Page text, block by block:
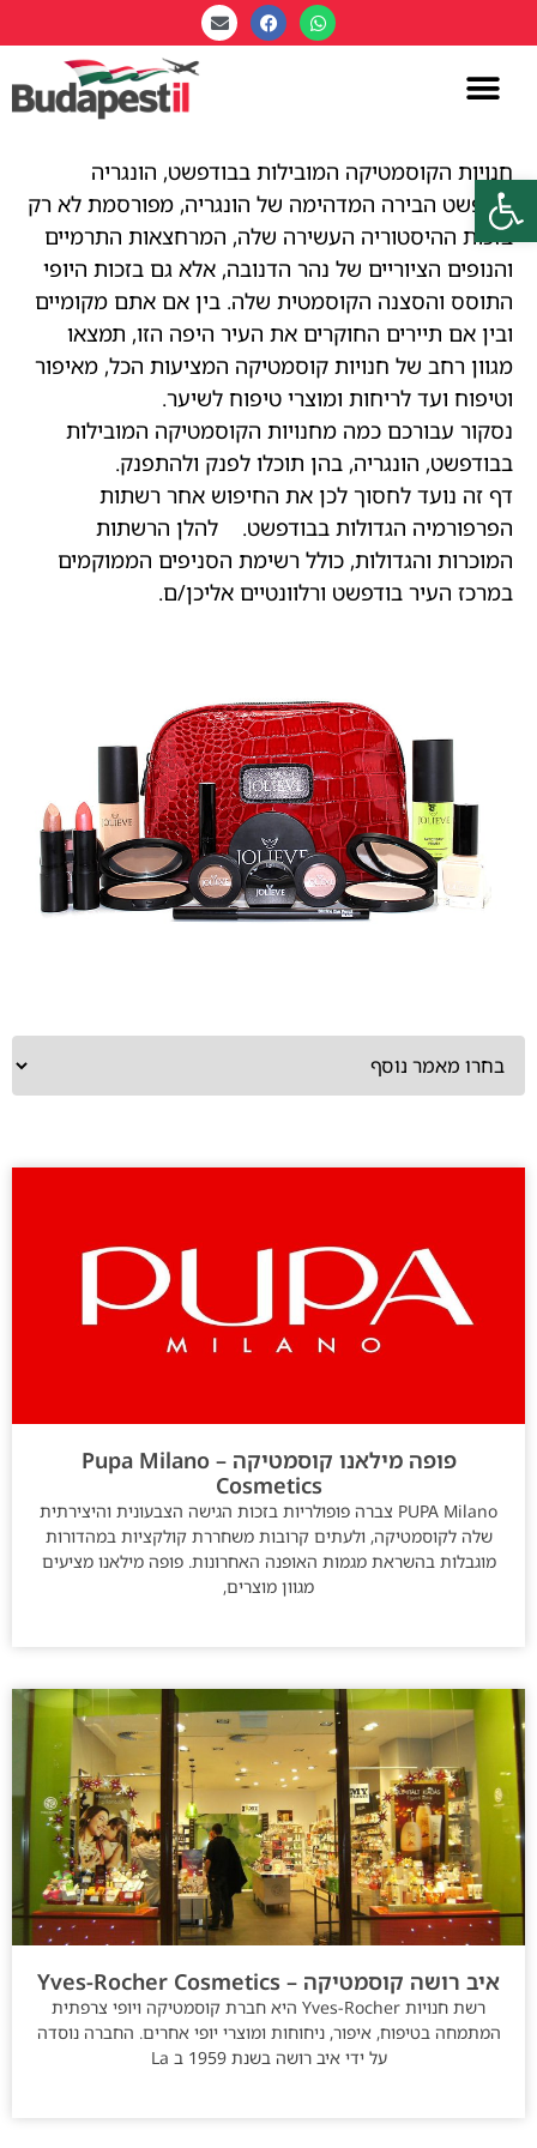
פתח סרגל נגישות
חנויות הקוסמטיקה המובילות בבודפשט, הונגריה
בודפשט הבירה המדהימה של הונגריה, מפורסמת לא רק
בזכות ההיסטוריה העשירה שלה, המרחצאות התרמיים
והנופים הציוריים של נהר הדנובה, אלא גם בזכות היופי
התוסס והסצנה הקוסמטית שלה. בין אם אתם מקומיים
ובין אם תיירים החוקרים את העיר היפה הזו, תמצאו
מגוון רחב של חנויות קוסמטיקה המציעות הכל, מאיפור
וטיפוח ועד לריחות ומוצרי טיפוח לשיער.
נסקור עבורכם כמה מחנויות הקוסמטיקה המובילות
בבודפשט, הונגריה, בהן תוכלו לפנק ולהתפנק.
דף זה נועד לחסוך לכן את החיפוש אחר רשתות
הפרפורמיה הגדולות בבודפשט. להלן הרשתות
המוכרות והגדולות, כולל רשימת הסניפים הממוקמים
במרכז העיר בודפשט ורלוונטיים אליכן/ם.
פופה מילאנו קוסמטיקה – Pupa Milano
Cosmetics
PUPA Milano צברה פופולריות בזכות הגישה הצבעונית והיצירתית
שלה לקוסמטיקה, ולעתים קרובות משחררת קולקציות במהדורות
מוגבלות בהשראת מגמות האופנה האחרונות. פופה מילאנו מציעים
מגוון מוצרים,
איב רושה קוסמטיקה – Yves-Rocher Cosmetics
רשת חנויות Yves-Rocher היא חברת קוסמטיקה ויופי צרפתית
המתמחה בטיפוח, איפור, ניחוחות ומוצרי יופי אחרים. החברה נוסדה
על ידי איב רושה בשנת 1959 ב La